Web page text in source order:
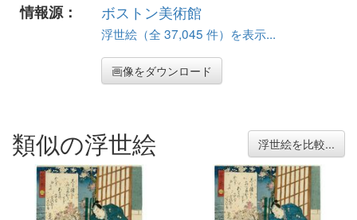
情報源：
ボストン美術館
浮世絵（全 37,045 件）を表示...
画像をダウンロード
類似の浮世絵 浮世絵を比較...